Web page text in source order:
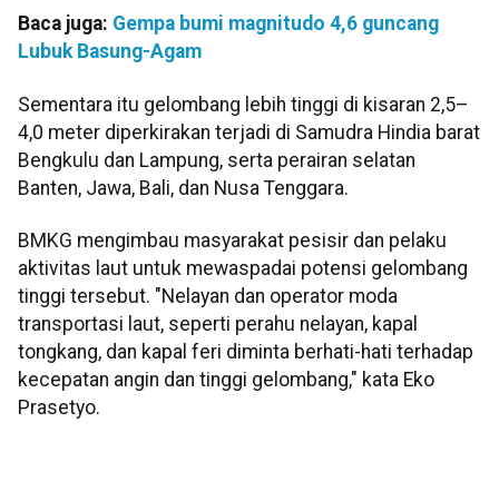
Baca juga: Gempa bumi magnitudo 4,6 guncang
Lubuk Basung-Agam
Sementara itu gelombang lebih tinggi di kisaran 2,5–
4,0 meter diperkirakan terjadi di Samudra Hindia barat
Bengkulu dan Lampung, serta perairan selatan
Banten, Jawa, Bali, dan Nusa Tenggara.
BMKG mengimbau masyarakat pesisir dan pelaku
aktivitas laut untuk mewaspadai potensi gelombang
tinggi tersebut. "Nelayan dan operator moda
transportasi laut, seperti perahu nelayan, kapal
tongkang, dan kapal feri diminta berhati-hati terhadap
kecepatan angin dan tinggi gelombang," kata Eko
Prasetyo.